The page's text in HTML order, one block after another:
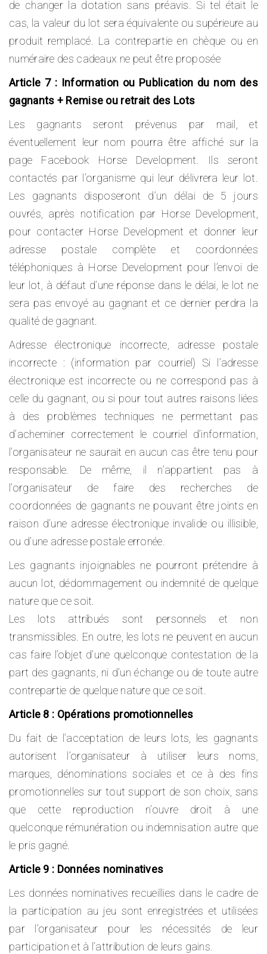
de changer la dotation sans préavis. Si tel était le
cas, la valeur du lot sera équivalente ou supérieure au
produit remplacé. La contrepartie en chèque ou en
numéraire des cadeaux ne peut être proposée
Article 7 : Information ou Publication du nom des
gagnants + Remise ou retrait des Lots
Les gagnants seront prévenus par mail, et
éventuellement leur nom pourra être affiché sur la
page Facebook Horse Development. Ils seront
contactés par l’organisme qui leur délivrera leur lot.
Les gagnants disposeront d’un délai de 5 jours
ouvrés, après notification par Horse Development,
pour contacter Horse Development et donner leur
adresse postale complète et coordonnées
téléphoniques à Horse Development pour l’envoi de
leur lot, à défaut d’une réponse dans le délai, le lot ne
sera pas envoyé au gagnant et ce dernier perdra la
qualité de gagnant.
Adresse électronique incorrecte, adresse postale
incorrecte : (information par courriel) Si l’adresse
électronique est incorrecte ou ne correspond pas à
celle du gagnant, ou si pour tout autres raisons liées
à des problèmes techniques ne permettant pas
d’acheminer correctement le courriel d’information,
l’organisateur ne saurait en aucun cas être tenu pour
responsable. De même, il n’appartient pas à
l’organisateur de faire des recherches de
coordonnées de gagnants ne pouvant être joints en
raison d’une adresse électronique invalide ou illisible,
ou d’une adresse postale erronée.
Les gagnants injoignables ne pourront prétendre à
aucun lot, dédommagement ou indemnité de quelque
nature que ce soit.
Les lots attribués sont personnels et non
transmissibles. En outre, les lots ne peuvent en aucun
cas faire l’objet d’une quelconque contestation de la
part des gagnants, ni d’un échange ou de toute autre
contrepartie de quelque nature que ce soit.
Article 8 : Opérations promotionnelles
Du fait de l’acceptation de leurs lots, les gagnants
autorisent l’organisateur à utiliser leurs noms,
marques, dénominations sociales et ce à des fins
promotionnelles sur tout support de son choix, sans
que cette reproduction n’ouvre droit à une
quelconque rémunération ou indemnisation autre que
le pris gagné.
Article 9 : Données nominatives
Les données nominatives recueillies dans le cadre de
la participation au jeu sont enregistrées et utilisées
par l’organisateur pour les nécessités de leur
participation et à l’attribution de leurs gains.